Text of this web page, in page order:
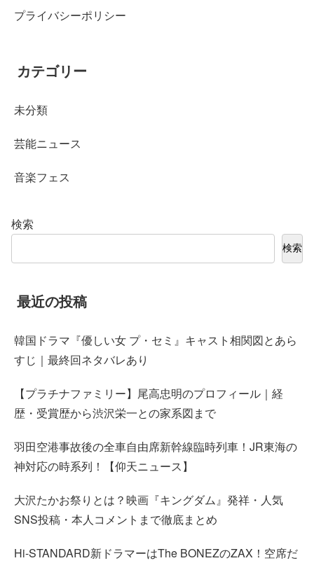
プライバシーポリシー
カテゴリー
未分類
芸能ニュース
音楽フェス
検索
検索
最近の投稿
韓国ドラマ『優しい女 プ・セミ』キャスト相関図とあら
すじ｜最終回ネタバレあり
【プラチナファミリー】尾高忠明のプロフィール｜経
歴・受賞歴から渋沢栄一との家系図まで
羽田空港事故後の全車自由席新幹線臨時列車！JR東海の
神対応の時系列！【仰天ニュース】
大沢たかお祭りとは？映画『キングダム』発祥・人気
SNS投稿・本人コメントまで徹底まとめ
Hi-STANDARD新ドラマーはThe BONEZのZAX！空席だ